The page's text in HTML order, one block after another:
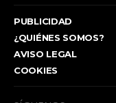
PUBLICIDAD
¿QUIÉNES SOMOS?
AVISO LEGAL
COOKIES